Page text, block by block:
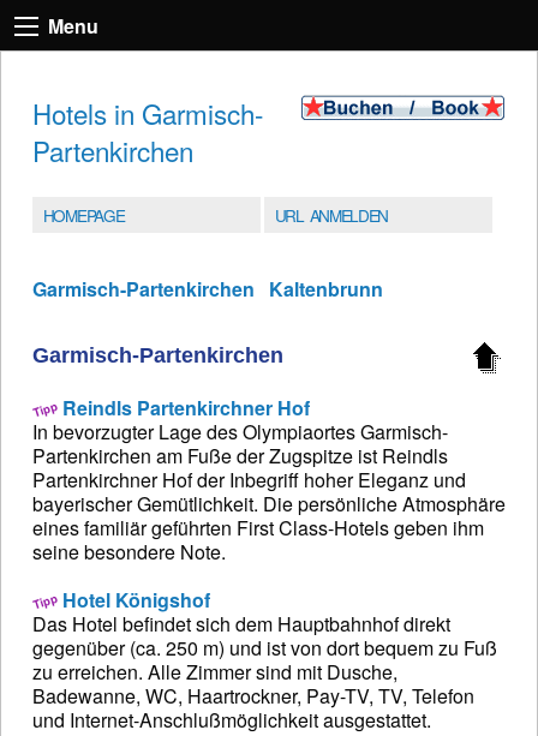
Menu
Hotels in Garmisch-
Partenkirchen
HOMEPAGE URL ANMELDEN
Garmisch-Partenkirchen Kaltenbrunn
Garmisch-Partenkirchen
Reindls Partenkirchner Hof
In bevorzugter Lage des Olympiaortes Garmisch-
Partenkirchen am Fuße der Zugspitze ist Reindls
Partenkirchner Hof der Inbegriff hoher Eleganz und
bayerischer Gemütlichkeit. Die persönliche Atmosphäre
eines familiär geführten First Class-Hotels geben ihm
seine besondere Note.
Hotel Königshof
Das Hotel befindet sich dem Hauptbahnhof direkt
gegenüber (ca. 250 m) und ist von dort bequem zu Fuß
zu erreichen. Alle Zimmer sind mit Dusche,
Badewanne, WC, Haartrockner, Pay-TV, TV, Telefon
und Internet-Anschlußmöglichkeit ausgestattet.